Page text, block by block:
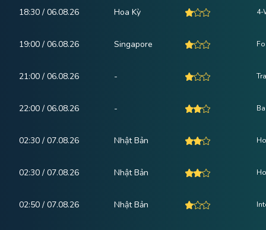
18:30 / 06.08.26 Hoa Kỳ 4-
19:00 / 06.08.26 Singapore
21:00 / 06.08.26 -
22:00 / 06.08.26 -
02:30 / 07.08.26 Nhật Bản
02:30 / 07.08.26 Nhật Bản
02:50 / 07.08.26 Nhật Bản